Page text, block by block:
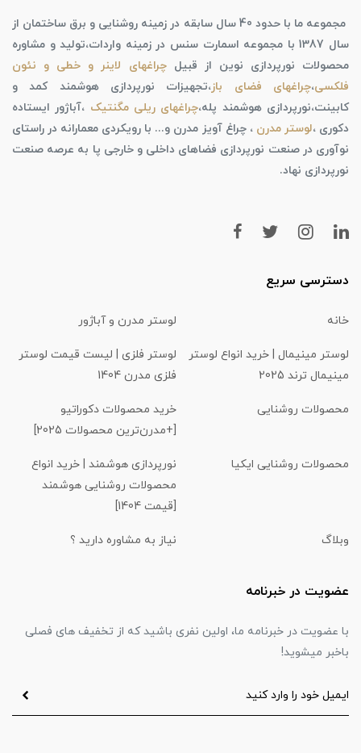
مجموعه ما با حدود 40 سال سابقه در زمینه روشنایی و برق ساختمان از
سال 1387 با مجموعه اسمارت سنس در زمینه واردات،تولید و مشاوره
محصولات نورپردازی نوین از قبیلچراغهای لاینر و خطی و نئون
فلکسی،چراغهای فضای باز،تجهیزات نورپردازی هوشمند کمد و
کابینت،نورپردازی هوشمند پله،چراغهای ریلی مگنتیک ،آباژور ایستاده
دکوری ،لوستر مدرن ، چراغ آویز مدرن و... با رویکردی معمارانه در راستای
نوآوری در صنعت نورپردازی فضاهای داخلی و خارجی پا به عرصه صنعت
نورپردازی نهاد.
دسترسی سریع
خانه لوستر مدرن و آباژور
لوستر مینیمال | خرید انواع لوستر
مینیمال ترند 2025
لوستر فلزی | لیست قیمت لوستر
فلزی مدرن 1404
محصولات روشنایی
خرید محصولات دکوراتیو
[+مدرن‌ترین محصولات 2025]
محصولات روشنایی ایکیا
نورپردازی هوشمند | خرید انواع
محصولات روشنایی هوشمند
[قیمت 1404]
وبلاگ نیاز به مشاوره دارید ؟
عضویت در خبرنامه
با عضویت در خبرنامه ما، اولین نفری باشید که از تخفیف های فصلی
باخبر میشوید!